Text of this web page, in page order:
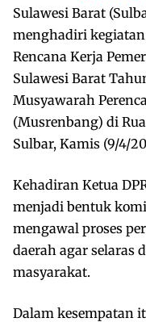
Sulawesi Barat
menghadiri
Rencana Kerja
Sulawesi Barat
Musyawarah
(Musrenbang) di
Sulbar, Kamis (9/4/
Kehadiran Ketua
menjadi bentuk
mengawal proses
daerah agar selaras
masyarakat.
Dalam kesempatan